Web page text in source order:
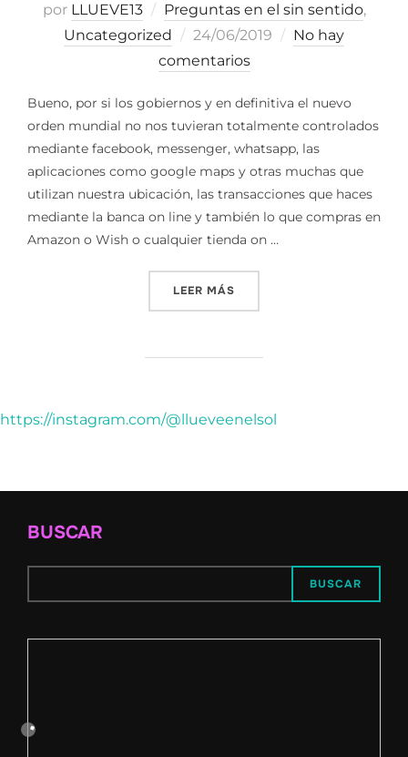
por LLUEVE13 Preguntas en el sin sentido,
Uncategorized
Publicado
el
24/06/2019
No hay
comentarios
Bueno, por si los gobiernos y en definitiva el nuevo
orden mundial no nos tuvieran totalmente controlados
mediante facebook, messenger, whatsapp, las
aplicaciones como google maps y otras muchas que
utilizan nuestra ubicación, las transacciones que haces
mediante la banca on line y también lo que compras en
Amazon o Wish o cualquier tienda on …
LEER MÁS
https://instagram.com/@llueveenelsol
BUSCAR
BUSCAR